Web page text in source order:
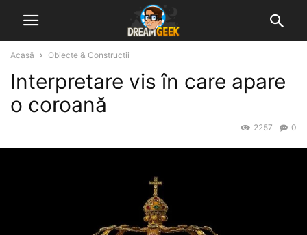
Acasă Obiecte & Constructii
Interpretare vis în care apare
o coroană
0
2257